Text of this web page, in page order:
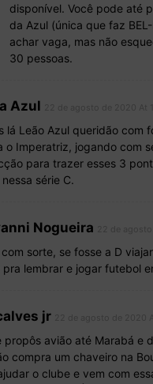
disponível. Você pode até
da Azul (única que faz
achar vaga, mas não
30 pessoas.
Azul
lá Leão Azul queridão com
o Imperatriz, jogando com
para trazer esses 3
nessa série C.
Nogueira
com sorte, se fosse a D
pra lembrar e jogar futebol
jr
propôs avião até Marabá e
compra um chaveiro na
o clube e vem com